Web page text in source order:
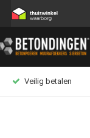
Veilig betalen